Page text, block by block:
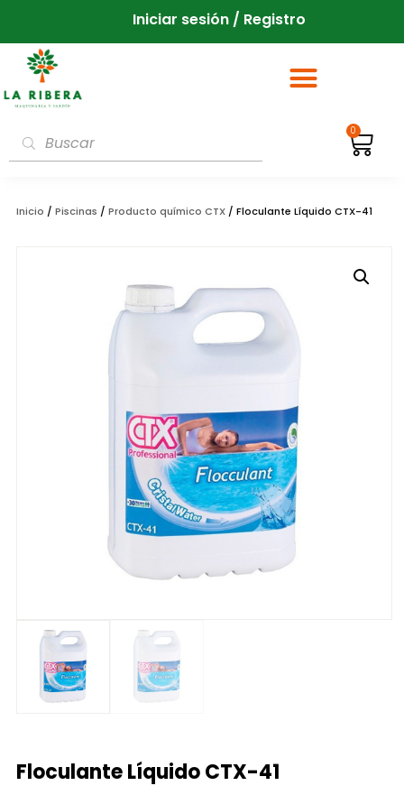
Iniciar sesión / Registro
0
Inicio / Piscinas / Producto químico CTX/ Floculante Líquido CTX-41
Floculante Líquido CTX-41